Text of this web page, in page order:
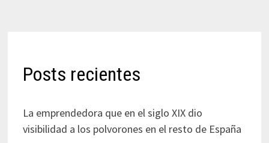
Posts recientes
La emprendedora que en el siglo XIX dio
visibilidad a los polvorones en el resto de España